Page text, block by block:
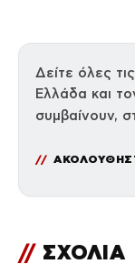
Δείτε όλες
Ελλάδα και
συμβαίνουν,
// ΣΧΟΛΙΑ